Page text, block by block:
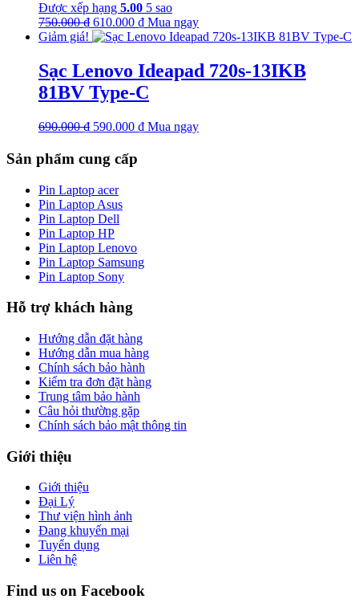
Được xếp hạng 5.00 5 sao
750.000₫ Giá
gốc
750.000 ₫.
610.000 ₫Giá
hiện
là:
610.000 ₫.
Mua ngay
Giảm giá!
Sạc Lenovo Ideapad 720s-13IKB
81BV Type-C
690.000₫ Giá
là:
690.000 ₫.
590.000 ₫Giá
Mua ngay
Sản phẩm cung cấp
Pin Laptop acer
Pin Laptop Asus
Pin Laptop Dell
Pin Laptop HP
Pin Laptop Lenovo
Pin Laptop Samsung
Pin Laptop Sony
Hỗ trợ khách hàng
Hướng dẫn đặt hàng
Hướng dẫn mua hàng
Chính sách bảo hành
Kiểm tra đơn đặt hàng
Trung tâm bảo hành
Câu hỏi thường gặp
Chính sách bảo mật thông tin
Giới thiệu
Giới thiệu
Đại Lý
Thư viện hình ảnh
Đang khuyến mại
Tuyển dụng
Liên hệ
Find us on Facebook